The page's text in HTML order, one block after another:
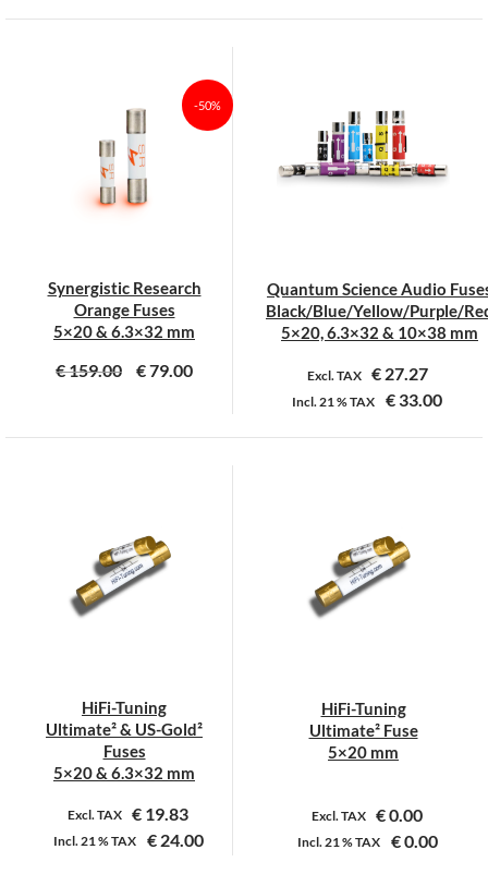
Dit
meerdere
variaties.
Deze
optie
kan
de
productpagina
Dit
variaties.
Deze
optie
de
productpagina
-50%
Synergistic Research
Orange Fuses
5×20 & 6.3×32 mm
€159.00 €79.00
Dit
variaties.
Deze
optie
de
productpagina
Quantum Science Audio
Black/Blue/Yellow/Purple/
5×20, 6.3×32 & 10×38 mm
Excl. TAX €27.27
Incl.21 %TAX € 33.00
Dit
variaties.
Deze
optie
de
productpagina
HiFi-Tuning
Ultimate² & US-Gold²
Fuses
5×20 & 6.3×32 mm
Excl. TAX € 19.83
Incl.21 %TAX €24.00
HiFi-Tuning
Ultimate² Fuse
5×20 mm
Excl. TAX €0.00
Incl.21 %TAX €0.00